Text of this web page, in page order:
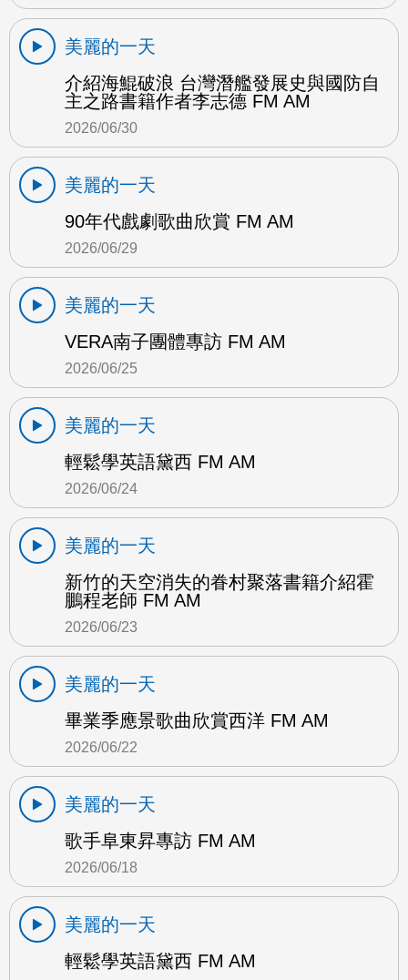
美麗的一天
介紹海鯤破浪 台灣潛艦發展史與國防自
主之路書籍作者李志德 FM AM
2026/06/30
美麗的一天
90年代戲劇歌曲欣賞 FM AM
2026/06/29
美麗的一天
VERA南子團體專訪 FM AM
2026/06/25
美麗的一天
輕鬆學英語黛西 FM AM
2026/06/24
美麗的一天
新竹的天空消失的眷村聚落書籍介紹霍
鵬程老師 FM AM
2026/06/23
美麗的一天
畢業季應景歌曲欣賞西洋 FM AM
2026/06/22
美麗的一天
歌手阜東昇專訪 FM AM
2026/06/18
美麗的一天
輕鬆學英語黛西 FM AM